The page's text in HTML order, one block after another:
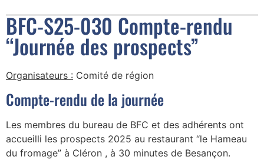
BFC-S25-030 Compte-rendu
“Journée des prospects”
Organisateurs : Comité de région
Compte-rendu de la journée
Les membres du bureau de BFC et des adhérents ont
accueilli les prospects 2025 au restaurant “le Hameau
du fromage” à Cléron , à 30 minutes de Besançon.